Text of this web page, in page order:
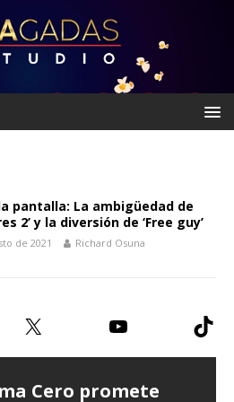
pantalla: La ambigüedad de
2’ y la diversión de ‘Free guy’
de 2021 Richard Osuna
Cero promete
Goto expresa
risas con